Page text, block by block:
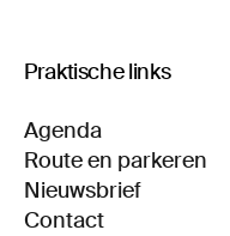
Praktische links
Agenda
Route en parkeren
Nieuwsbrief
Contact